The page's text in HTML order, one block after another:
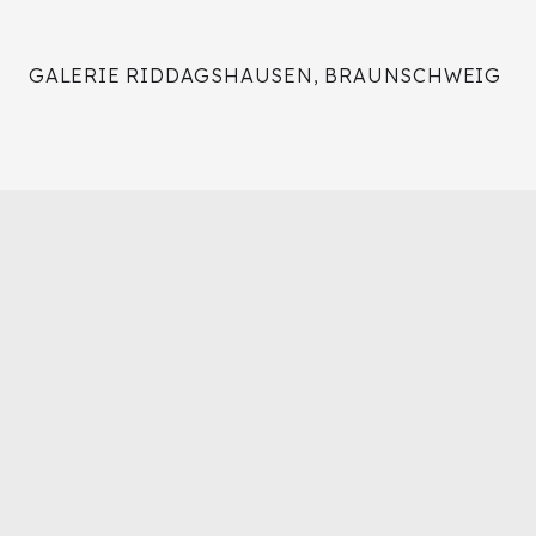
GALERIE RIDDAGSHAUSEN, BRAUNSCHWEIG